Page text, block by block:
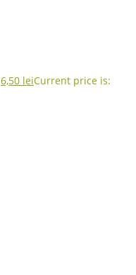
6,50 leiCurrent price is: